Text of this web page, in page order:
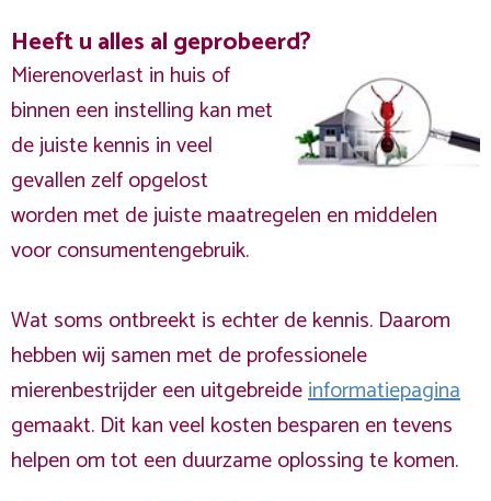
Heeft u alles al geprobeerd?
Mierenoverlast in huis of
binnen een instelling kan met
de juiste kennis in veel
gevallen zelf opgelost
worden met de juiste maatregelen en middelen
voor consumentengebruik.
Wat soms ontbreekt is echter de kennis. Daarom
hebben wij samen met de professionele
mierenbestrijder een uitgebreideinformatiepagina
gemaakt. Dit kan veel kosten besparen en tevens
helpen om tot een duurzame oplossing te komen.